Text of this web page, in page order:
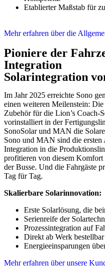
Etablierter Maßstab für
Mehr erfahren über die
Pioniere der
Integration
Solarintegration
Im Jahr 2025 erreichte Sono
einen weiteren Meilenstein:
Zubehör für die Lion’s Coach-
vorinstalliert in der
SonoSolar und MAN die
Sono und MAN sind die
Integration in die
profitieren von diesem Komfort
der Busse. Und die Fahrgäste
Tag für Tag.
Skalierbare Solarinnovation:
Erste Solarlösung, die
Serienreife der
Prozessintegration auf
Direkt ab Werk bestellbar
Energieeinsparungen
Mehr erfahren über unsere